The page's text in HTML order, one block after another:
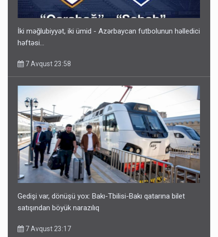
İki məğlubiyyət, iki ümid - Azərbaycan futbolunun həlledici
həftəsi...
7 Avqust 23:58
Gedişi var, dönüşü yox: Bakı-Tbilisi-Bakı qatarına bilet
satışından böyük narazılıq
7 Avqust 23:17